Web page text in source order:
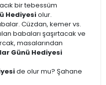
bir tebessüm
Hediyesiolur.
Cüzdan, kemer vs.
babaları şaşırtacak ve
masalarından
Günü Hediyesi
de olur mu? Şahane